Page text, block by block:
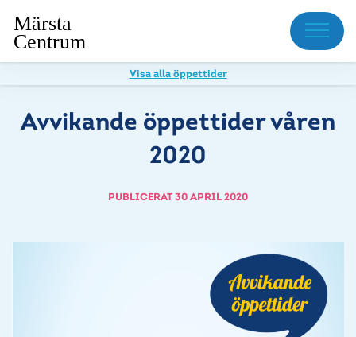
Meny
Visa alla öppettider
Avvikande öppettider våren
2020
PUBLICERAT 30 APRIL 2020